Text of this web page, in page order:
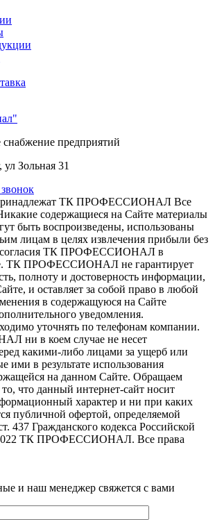
предприятий
ул Зольная 31
принадлежат ТК ПРОФЕССИОНАЛ Все
содержащиеся на Сайте материалы
быть воспроизведены, использованы
лицам в целях извлечения прибыли без
согласия ТК ПРОФЕССИОНАЛ в
ТК ПРОФЕССИОНАЛ не гарантирует
полноту и достоверность информации,
и оставляет за собой право в любой
в содержащуюся на Сайте
уведомления.
уточнять по телефонам компании.
ни в коем случае не несет
какими-либо лицами за ущерб или
ими в результате использования
на данном Сайте. Обращаем
что данный интернет-сайт носит
характер и ни при каких
публичной офертой, определяемой
437 Гражданского кодекса Российской
ТК ПРОФЕССИОНАЛ. Все права
и наш менеджер свяжется с вами